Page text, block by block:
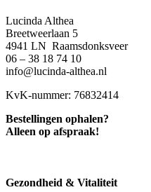
Lucinda Althea
Breetweerlaan 5
4941 LN Raamsdonksveer
06 – 38 18 74 10
info@lucinda-althea.nl
KvK-nummer: 76832414
Bestellingen ophalen?
Alleen op afspraak!
Gezondheid & Vitaliteit